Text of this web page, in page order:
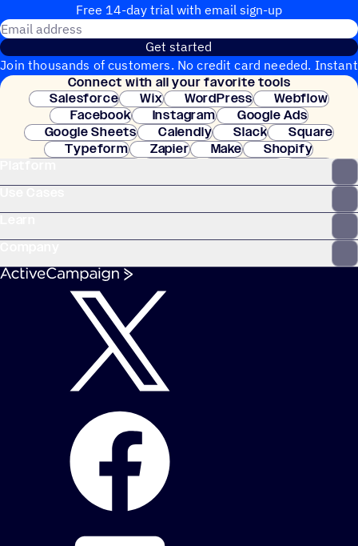
Free 14-day trial with email sign-up
Get started
Join thousands of customers. No credit card needed. Instant
setup.
Connect with all your favorite tools
Salesforce
Wix WordPress
Webflow
Facebook
Instagram
Google Ads
Google Sheets
Calendly Slack
Square
Typeform
Zapier Make
Shopify
Clay